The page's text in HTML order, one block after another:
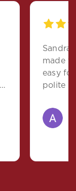
Sandra
made
easy
polite